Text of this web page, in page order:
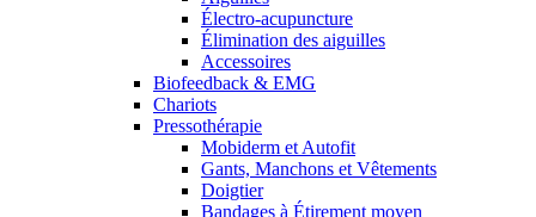
Électro-acupuncture
Élimination des aiguilles
Accessoires
Biofeedback & EMG
Chariots
Pressothérapie
Mobiderm et Autofit
Gants, Manchons et Vêtements
Doigtier
Bandages à Étirement moyen